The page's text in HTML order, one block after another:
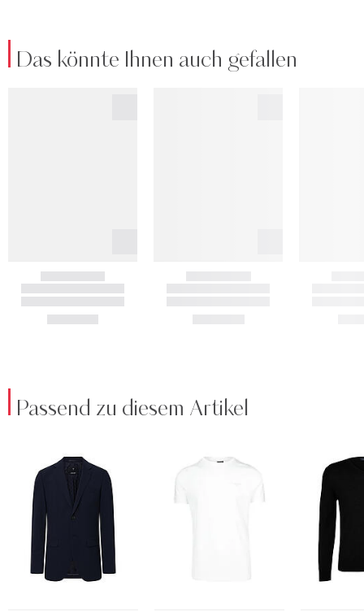
Das könnte Ihnen auch gefallen
Passend zu diesem Artikel